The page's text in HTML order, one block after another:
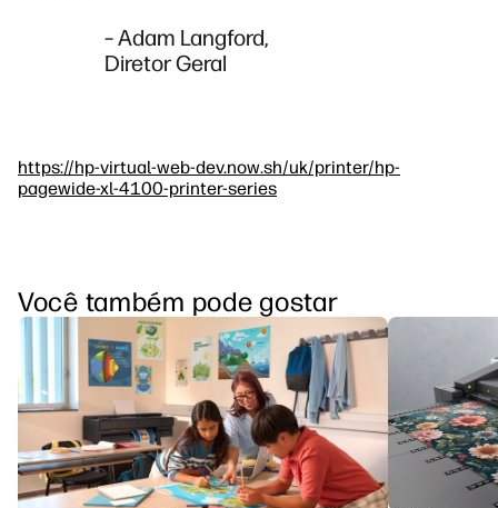
– Adam Langford,
Diretor Geral
https://hp-virtual-web-dev.now.sh/uk/printer/hp-
pagewide-xl-4100-printer-series
Você também pode gostar